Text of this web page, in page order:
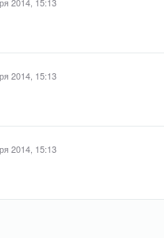
2014, 15:13
2014, 15:13